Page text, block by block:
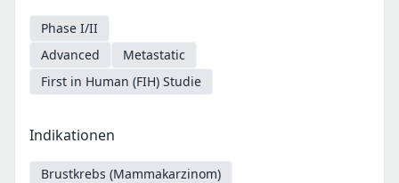
Phase I/II
Advanced
Metastatic
First in Human (FIH) Studie
Indikationen
Brustkrebs (Mammakarzinom)